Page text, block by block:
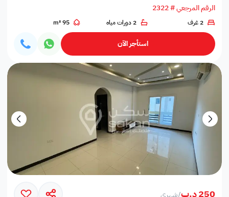
الرقم المرجعي # 2322
2 غرف 2 دورات مياه 95 m²
استأجر الآن
250 د.ب /شهري